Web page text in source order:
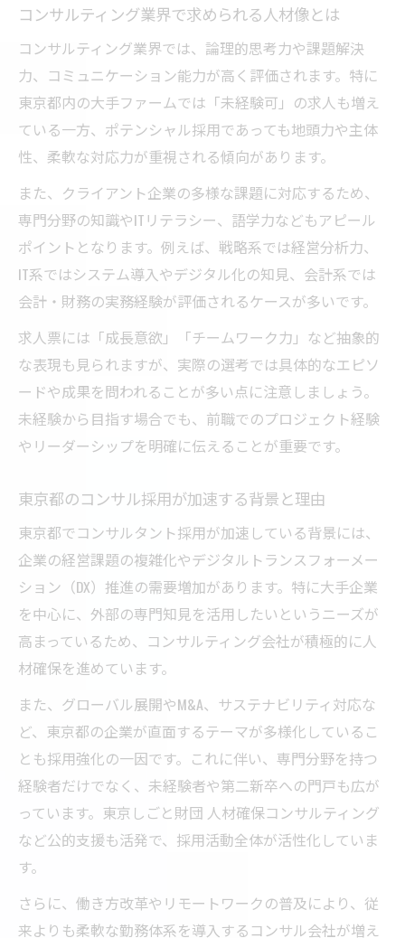
活用術
コンサルの激務実態とワークライフバランスを
探る
コンサルは激務って本当？現場のリアルを
分析
コンサル業界でワークライフバランスを維
持する方法
東京都コンサル会社の働き方と労働環境の
傾向
激務でも成長できるコンサルタントの働き
方とは
コンサル転職 後悔しないための働き方チェ
ック法
年収1000万を実現するコンサル昇進戦略
コンサルで年収1000万を目指す昇進の道筋
スキル
年収1000万達成に必要なキャリア戦略を解
説
コンサルティング業界で評価される実績と
は
後悔しないコンサル選択のための判断基準
コンサル転職 後悔しない企業選びの重要ポ
イント
東京都のコンサル求人で比較すべき条件一
覧
コンサルティング 求人 未経験応募時の注意
点
とは
コンサルタント転職で幸せなキャリアを築
コンサルティング業界で求められる人材像とは
コンサルティング業界では、論理的思考力や課題解決
力、コミュニケーション能力が高く評価されます。特に
東京都内の大手ファームでは「未経験可」の求人も増え
ている一方、ポテンシャル採用であっても地頭力や主体
性、柔軟な対応力が重視される傾向があります。
また、クライアント企業の多様な課題に対応するため、
専門分野の知識やITリテラシー、語学力などもアピール
ポイントとなります。例えば、戦略系では経営分析力、
IT系ではシステム導入やデジタル化の知見、会計系では
会計・財務の実務経験が評価されるケースが多いです。
求人票には「成長意欲」「チームワーク力」など抽象的
な表現も見られますが、実際の選考では具体的なエピソ
ードや成果を問われることが多い点に注意しましょう。
未経験から目指す場合でも、前職でのプロジェクト経験
やリーダーシップを明確に伝えることが重要です。
東京都のコンサル採用が加速する背景と理由
東京都でコンサルタント採用が加速している背景には、
企業の経営課題の複雑化やデジタルトランスフォーメー
ション（DX）推進の需要増加があります。特に大手企業
を中心に、外部の専門知見を活用したいというニーズが
高まっているため、コンサルティング会社が積極的に人
材確保を進めています。
また、グローバル展開やM&A、サステナビリティ対応な
ど、東京都の企業が直面するテーマが多様化しているこ
とも採用強化の一因です。これに伴い、専門分野を持つ
経験者だけでなく、未経験者や第二新卒への門戸も広が
っています。東京しごと財団 人材確保コンサルティング
など公的支援も活発で、採用活動全体が活性化していま
す。
さらに、働き方改革やリモートワークの普及により、従
来よりも柔軟な勤務体系を導入するコンサル会社が増え